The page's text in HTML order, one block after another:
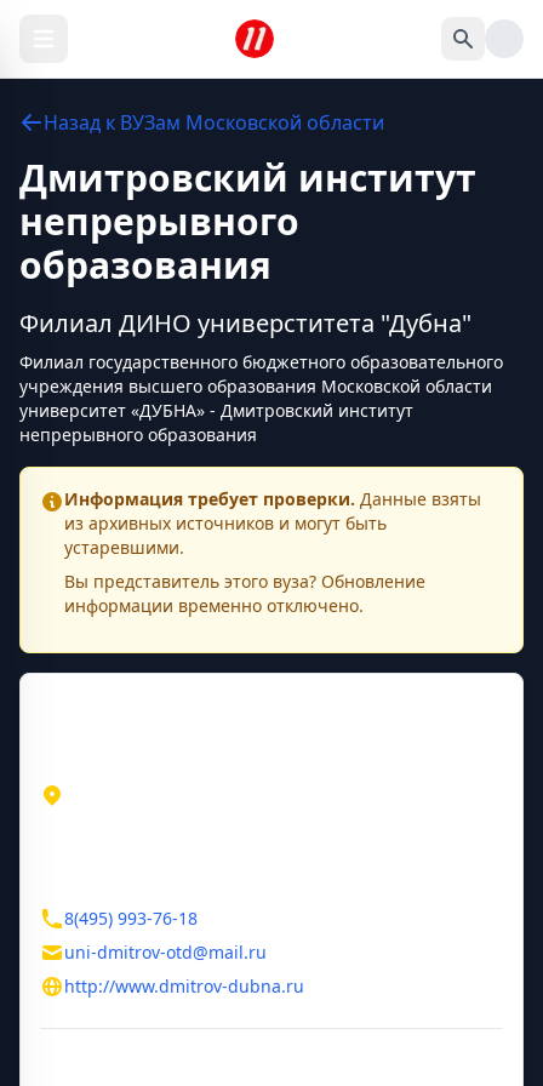
Назад к ВУЗам Московской области
Дмитровский институт
непрерывного
образования
Филиал ДИНО универститета "Дубна"
Филиал государственного бюджетного образовательного
учреждения высшего образования Московской области
университет «ДУБНА» - Дмитровский институт
непрерывного образования
Информация требует проверки. Данные взяты
из архивных источников и могут быть
устаревшими.
Вы представитель этого вуза? Обновление
информации временно отключено.
8(495) 993-76-18
uni-dmitrov-otd@mail.ru
http://www.dmitrov-dubna.ru